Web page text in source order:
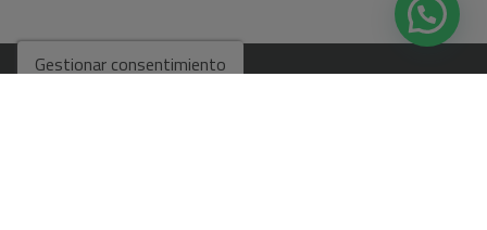
Gestionar consentimiento